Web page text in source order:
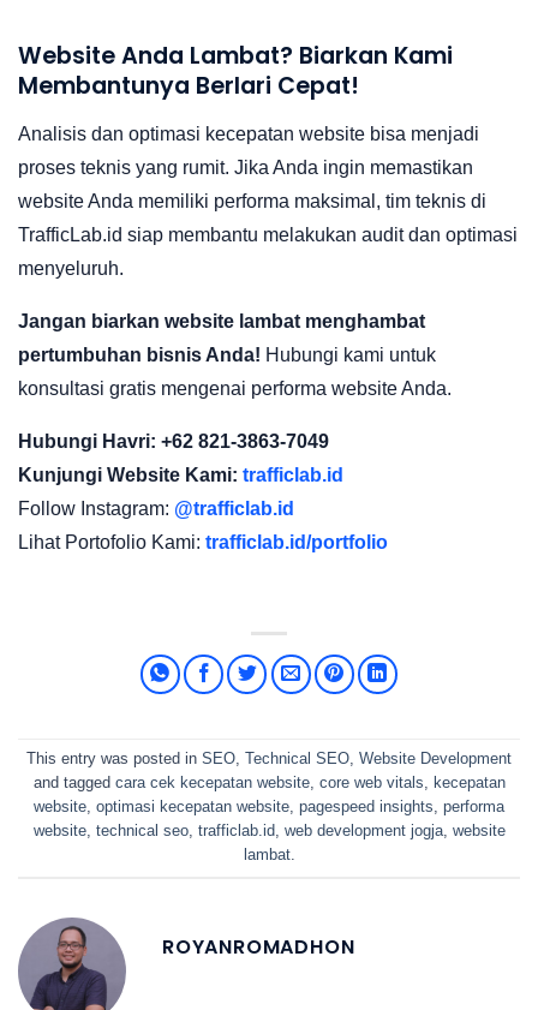
Website Anda Lambat? Biarkan Kami
Membantunya Berlari Cepat!
Analisis dan optimasi kecepatan website bisa menjadi
proses teknis yang rumit. Jika Anda ingin memastikan
website Anda memiliki performa maksimal, tim teknis di
TrafficLab.id siap membantu melakukan audit dan optimasi
menyeluruh.
Jangan biarkan website lambat menghambat
pertumbuhan bisnis Anda! Hubungi kami untuk
konsultasi gratis mengenai performa website Anda.
Hubungi Havri: +62 821-3863-7049
Kunjungi Website Kami: trafficlab.id
Follow Instagram: @trafficlab.id
Lihat Portofolio Kami: trafficlab.id/portfolio
This entry was posted in SEO, Technical SEO, Website Development
and tagged cara cek kecepatan website, core web vitals, kecepatan
website, optimasi kecepatan website, pagespeed insights, performa
website, technical seo, trafficlab.id, web development jogja, website
lambat.
ROYANROMADHON